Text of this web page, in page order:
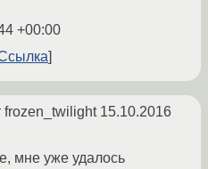
+00:00
frozen_twilight 15.10.2016
мне уже удалось